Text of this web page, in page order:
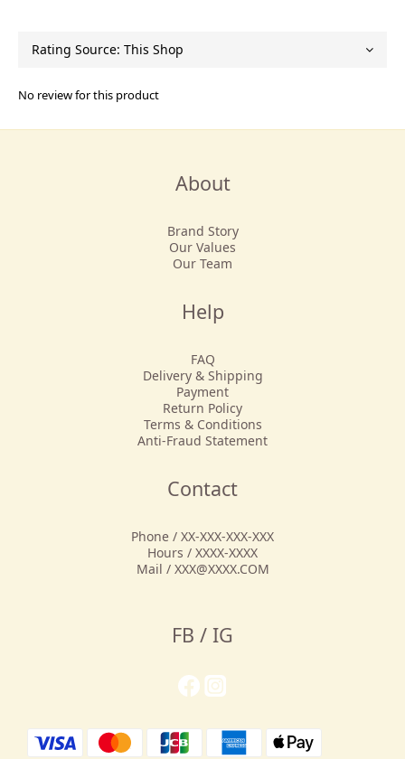
No review for this product
About
Brand Story
Our Values
Our Team
Help
FAQ
Delivery & Shipping
Payment
Return Policy
Terms & Conditions
Anti-Fraud Statement
Contact
Phone / XX-XXX-XXX-XXX
Hours / XXXX-XXXX
Mail / XXX@XXXX.COM
FB / IG